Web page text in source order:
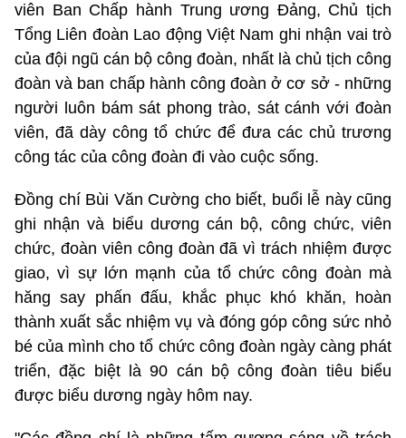
viên Ban Chấp hành Trung ương Đảng, Chủ tịch
Tổng Liên đoàn Lao động Việt Nam ghi nhận vai trò
của đội ngũ cán bộ công đoàn, nhất là chủ tịch công
đoàn và ban chấp hành công đoàn ở cơ sở - những
người luôn bám sát phong trào, sát cánh với đoàn
viên, đã dày công tổ chức để đưa các chủ trương
công tác của công đoàn đi vào cuộc sống.
Đồng chí Bùi Văn Cường cho biết, buổi lễ này cũng
ghi nhận và biểu dương cán bộ, công chức, viên
chức, đoàn viên công đoàn đã vì trách nhiệm được
giao, vì sự lớn mạnh của tổ chức công đoàn mà
hăng say phấn đấu, khắc phục khó khăn, hoàn
thành xuất sắc nhiệm vụ và đóng góp công sức nhỏ
bé của mình cho tổ chức công đoàn ngày càng phát
triển, đặc biệt là 90 cán bộ công đoàn tiêu biểu
được biểu dương ngày hôm nay.